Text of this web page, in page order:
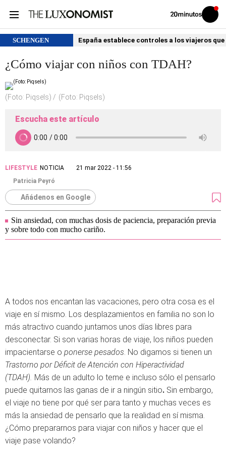
Volver
Iniciar
sesión
SCHENGEN España establece controles a los viajeros
¿Cómo viajar con niños con TDAH?
(Foto: Piqsels) (Foto: Piqsels)
Escucha este artículo
LIFESTYLE NOTICIA
21 mar 2022 - 11:56
Patricia Peyró
Añádenos en Google
Sin ansiedad, con muchas dosis de paciencia, preparación previa
y sobre todo con mucho cariño.
A todos nos encantan las vacaciones, pero otra cosa es el
viaje en sí mismo. Los desplazamientos en familia no son lo
más atractivo cuando juntamos unos días libres para
desconectar. Si son varias horas de viaje, los niños pueden
impacientarse o ponerse pesados. No digamos si tienen un
Trastorno por Déficit de Atención con Hiperactividad
(TDAH). Más de un adulto lo teme e incluso sólo el pensarlo
puede quitarnos las ganas de ir a ningún sitio. Sin embargo,
el viaje no tiene por qué ser para tanto y muchas veces es
más la ansiedad de pensarlo que la realidad en sí misma.
¿Cómo prepararnos para viajar con niños y hacer que el
viaje pase volando?